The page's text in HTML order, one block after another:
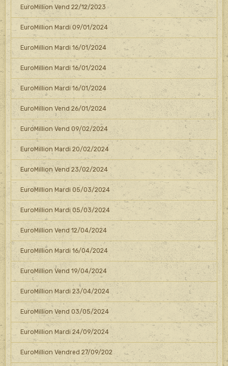
EuroMillion Vend 22/12/2023
EuroMillion Mardi 09/01/2024
EuroMillion Mardi 16/01/2024
EuroMillion Mardi 16/01/2024
EuroMillion Mardi 16/01/2024
EuroMillion Vend 26/01/2024
EuroMillion Vend 09/02/2024
EuroMillion Mardi 20/02/2024
EuroMillion Vend 23/02/2024
EuroMillion Mardi 05/03/2024
EuroMillion Mardi 05/03/2024
EuroMillion Vend 12/04/2024
EuroMillion Mardi 16/04/2024
EuroMillion Vend 19/04/2024
EuroMillion Mardi 23/04/2024
EuroMillion Vend 03/05/2024
EuroMillion Mardi 24/09/2024
EuroMillion Vendred 27/09/202